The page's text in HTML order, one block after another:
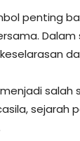
penting
salah